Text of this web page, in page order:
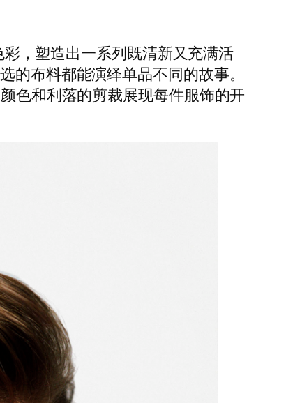
，塑造出一系列既清新又充满活
布料都能演绎单品不同的故事。
色和利落的剪裁展现每件服饰的开